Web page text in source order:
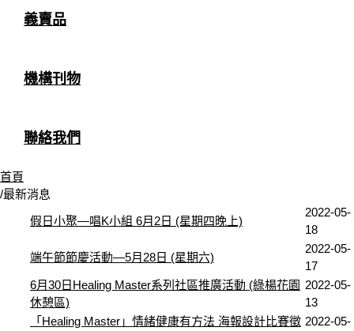
義賣品
機構刊物
聯絡我們
首頁
/最新消息
假日小聚—唱K小組 6月2日 (星期四晚上)
2022-05-
18
端午節節慶活動—5月28日 (星期六)
2022-05-
17
6月30日Healing Master系列社區推廣活動 (綠楊花園
休憩區)
2022-05-
13
「Healing Master」情緒健康有方法 海報設計比賽徵 2022-05-